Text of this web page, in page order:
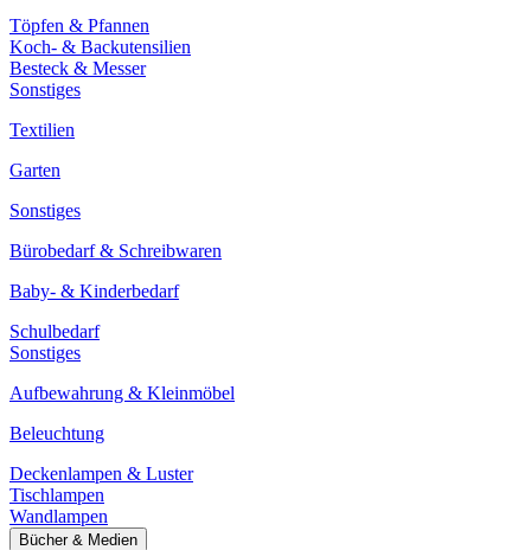
Töpfen & Pfannen
Koch- & Backutensilien
Besteck & Messer
Sonstiges
Textilien
Garten
Sonstiges
Bürobedarf & Schreibwaren
Baby- & Kinderbedarf
Schulbedarf
Sonstiges
Aufbewahrung & Kleinmöbel
Beleuchtung
Deckenlampen & Luster
Tischlampen
Wandlampen
Bücher & Medien